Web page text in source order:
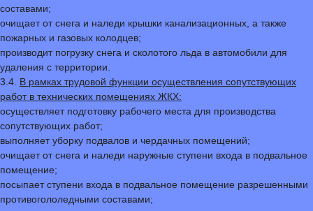
составами;
очищает от снега и наледи крышки канализационных, а также
пожарных и газовых колодцев;
производит погрузку снега и сколотого льда в автомобили для
удаления с территории.
3.4. В рамках трудовой функции осуществления сопутствующих
работ в технических помещениях ЖКХ:
осуществляет подготовку рабочего места для производства
сопутствующих работ;
выполняет уборку подвалов и чердачных помещений;
очищает от снега и наледи наружные ступени входа в подвальное
помещение;
посыпает ступени входа в подвальное помещение разрешенными
противогололедными составами;